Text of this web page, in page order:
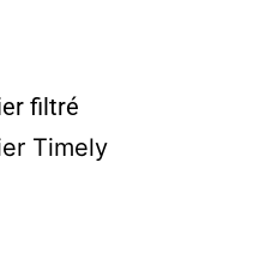
filtré
Timely